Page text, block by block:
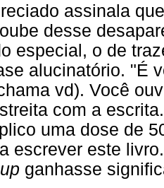
assinala
desse
especial, o de
alucinatório. "É
vd). Você
com a
uma dose de
escrever este
ganhasse